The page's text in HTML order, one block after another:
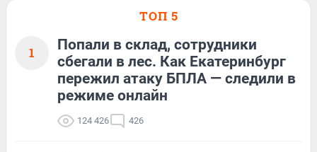
ТОП 5
1
Попали в склад, сотрудники
сбегали в лес. Как Екатеринбург
пережил атаку БПЛА — следили в
режиме онлайн
124 426 426